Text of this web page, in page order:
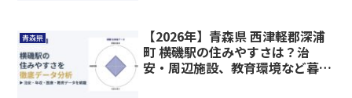
青森県
【2026年】青森県 西津軽郡深浦
町 横磯駅の住みやすさは？治
安・周辺施設、教育環境など暮ら